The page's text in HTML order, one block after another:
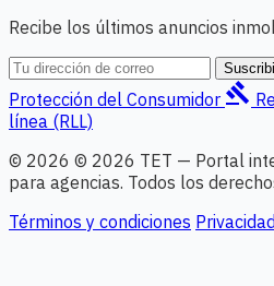
Recibe los últimos anuncios
Protección del Consumidor gavel
línea (RLL)
© 2026 © 2026 TET — Portal
para agencias. Todos los
Términos y condiciones